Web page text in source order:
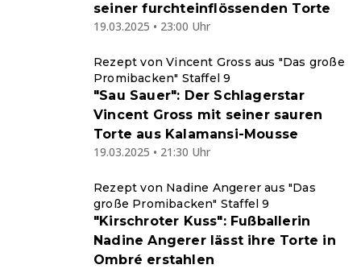
seiner furchteinflössenden Torte
19.03.2025 • 23:00 Uhr
Rezept von Vincent Gross aus "Das große
Promibacken" Staffel 9
"Sau Sauer": Der Schlagerstar
Vincent Gross mit seiner sauren
Torte aus Kalamansi-Mousse
19.03.2025 • 21:30 Uhr
Rezept von Nadine Angerer aus "Das
große Promibacken" Staffel 9
"Kirschroter Kuss": Fußballerin
Nadine Angerer lässt ihre Torte in
Ombré erstahlen